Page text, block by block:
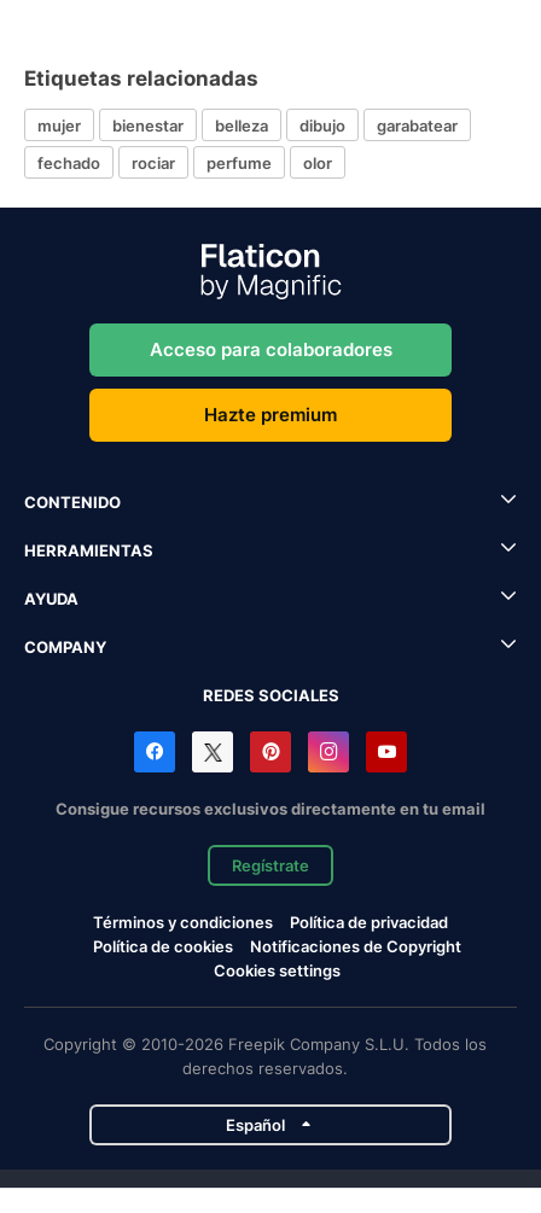
Etiquetas relacionadas
mujer bienestar belleza dibujo
garabatear
fechado
rociar perfume olor
Acceso para colaboradores
Hazte premium
CONTENIDO
HERRAMIENTAS
AYUDA
COMPANY
REDES SOCIALES
Consigue recursos exclusivos directamente en tu email
Regístrate
Términos y condiciones
Política de privacidad
Política de cookies
Notificaciones de Copyright
Cookies settings
Copyright © 2010-2026 Freepik Company S.L.U. Todos los
derechos reservados.
Español